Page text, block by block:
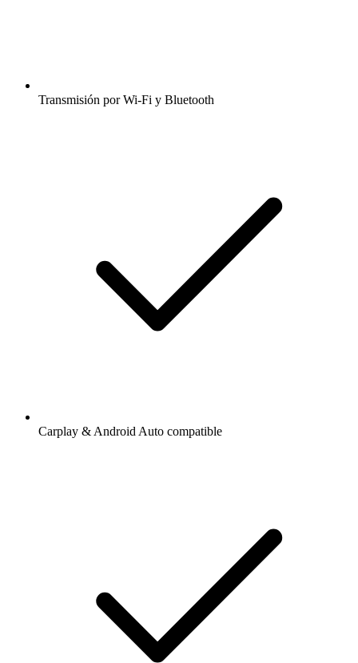
Transmisión por Wi-Fi y Bluetooth
Carplay & Android Auto compatible